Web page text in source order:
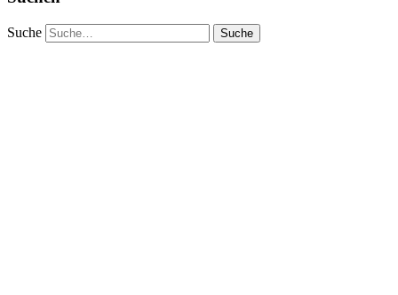
Suche